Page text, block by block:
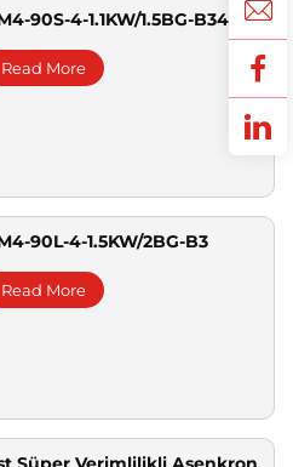
90S-4-1.1KW/1.5BG-B34
Read More
90L-4-1.5KW/2BG-B3
Read More